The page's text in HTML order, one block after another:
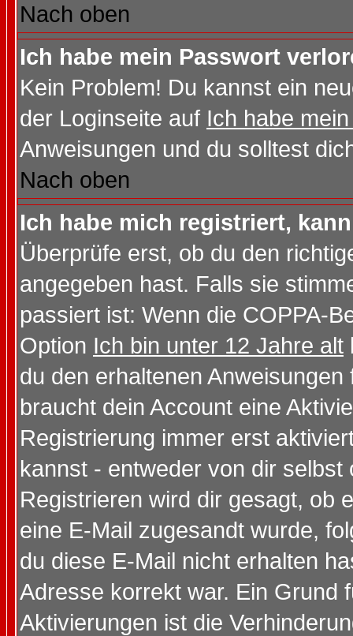
Nach oben
Ich habe mein Passwort
Kein Problem! Du kannst ein
der Loginseite auf Ich habe
Anweisungen und du solltest
Nach oben
Ich habe mich registriert,
Überprüfe erst, ob du den
angegeben hast. Falls sie
passiert ist: Wenn die COPPA-
Option Ich bin unter 12 Jahre alt
du den erhaltenen
braucht dein Account eine
Registrierung immer erst
kannst - entweder von dir selbst
Registrieren wird dir gesagt, ob
eine E-Mail zugesandt wurde,
du diese E-Mail nicht erhalten
Adresse korrekt war. Ein Grund
Aktivierungen ist die